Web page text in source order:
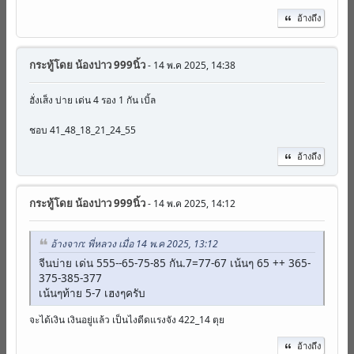
อ้างถึง
กระทู้โดยน้องบ่าว 999นิ้ว- 14 พ.ค 2025, 14:38
ฮั่งเส็ง บ่าย เด่น 4 รอง 1 กัน เบิ้ล
ชอบ 41_48_18_21_24_55
อ้างถึง
กระทู้โดยน้องบ่าว 999นิ้ว- 14 พ.ค 2025, 14:12
อ้างจาก: พี่หลวง เมื่อ 14 พ.ค 2025, 13:12
จีนบ่าย เด่น 555--65-75-85 กัน.7=77-67 เน้นๆ 65 ++ 365-
375-385-377
เน้นๆท้าย 5-7 เฮงๆครับ
จะได้เงิน เงินอยู่แล้ว เป็นไงดีดแรงจัง 422_14 ตุย
อ้างถึง